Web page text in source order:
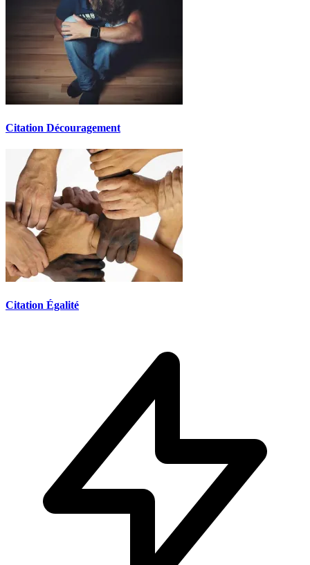
Citation Découragement
Citation Égalité